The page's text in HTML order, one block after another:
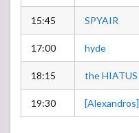
15:45 SPYAIR
17:00 hyde
18:15 the HIATUS
19:30 [Alexandros]